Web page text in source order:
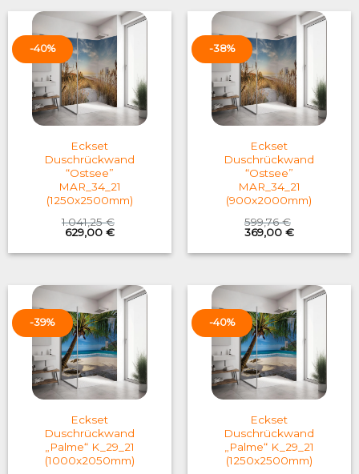
-40%
Eckset
Duschrückwand
“Ostsee”
MAR_34_21
(1250x2500mm)
1.041,25€
Original
price
was:
629,00 €Current
is:
-38%
Eckset
Duschrückwand
“Ostsee”
MAR_34_21
(900x2000mm)
599,76€
Original
price
was:
369,00 €Current
is:
-39%
Eckset
Duschrückwand
„Palme“ K_29_21
(1000x2050mm)
-40%
Eckset
Duschrückwand
„Palme“ K_29_21
(1250x2500mm)